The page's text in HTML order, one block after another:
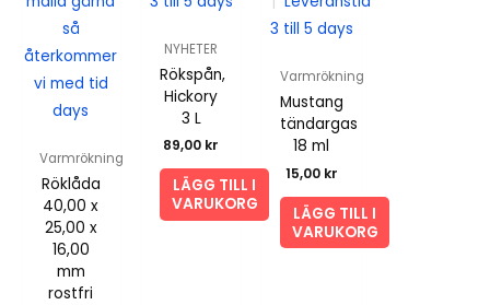
så
återkommer
vi med tid
days
Varmrökning
Röklåda
40,00 x
25,00 x
16,00
mm
rostfri
NYHETER
Rökspån,
Hickory
3 L
89,00 kr
LÄGG TILL I
VARUKORG
3 till 5 days
Varmrökning
Mustang
tändargas
18 ml
15,00 kr
LÄGG TILL I
VARUKORG